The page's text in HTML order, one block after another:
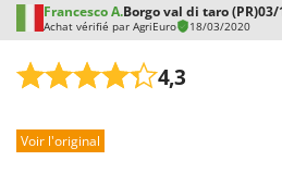
Francesco A.Borgo val di taro (PR)03/
Achat vérifié par AgriEuro 18/03/2020
4,3
Prestations
Voir l'original